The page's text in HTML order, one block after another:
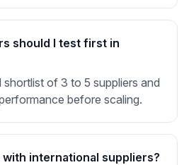
should I test first in
of 3 to 5 suppliers and
before scaling.
with international suppliers?